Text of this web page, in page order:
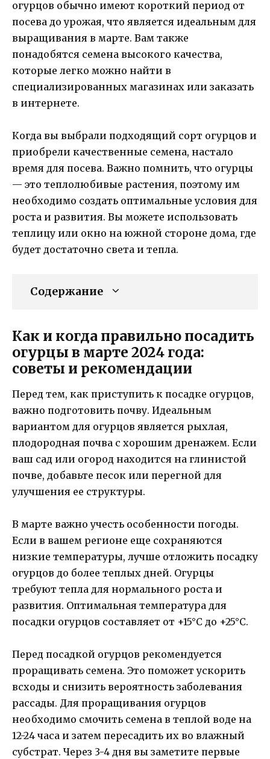
огурцов обычно имеют короткий период от
посева до урожая, что является идеальным для
выращивания в марте. Вам также
понадобятся семена высокого качества,
которые легко можно найти в
специализированных магазинах или заказать
в интернете.
Когда вы выбрали подходящий сорт огурцов и
приобрели качественные семена, настало
время для посева. Важно помнить, что огурцы
— это теплолюбивые растения, поэтому им
необходимо создать оптимальные условия для
роста и развития. Вы можете использовать
теплицу или окно на южной стороне дома, где
будет достаточно света и тепла.
Содержание
Как и когда правильно посадить
огурцы в марте 2024 года:
советы и рекомендации
Перед тем, как приступить к посадке огурцов,
важно подготовить почву. Идеальным
вариантом для огурцов является рыхлая,
плодородная почва с хорошим дренажем. Если
ваш сад или огород находится на глинистой
почве, добавьте песок или перегной для
улучшения ее структуры.
В марте важно учесть особенности погоды.
Если в вашем регионе еще сохраняются
низкие температуры, лучше отложить посадку
огурцов до более теплых дней. Огурцы
требуют тепла для нормального роста и
развития. Оптимальная температура для
посадки огурцов составляет от +15°C до +25°C.
Перед посадкой огурцов рекомендуется
проращивать семена. Это поможет ускорить
всходы и снизить вероятность заболевания
рассады. Для проращивания огурцов
необходимо смочить семена в теплой воде на
12-24 часа и затем пересадить их во влажный
субстрат. Через 3-4 дня вы заметите первые